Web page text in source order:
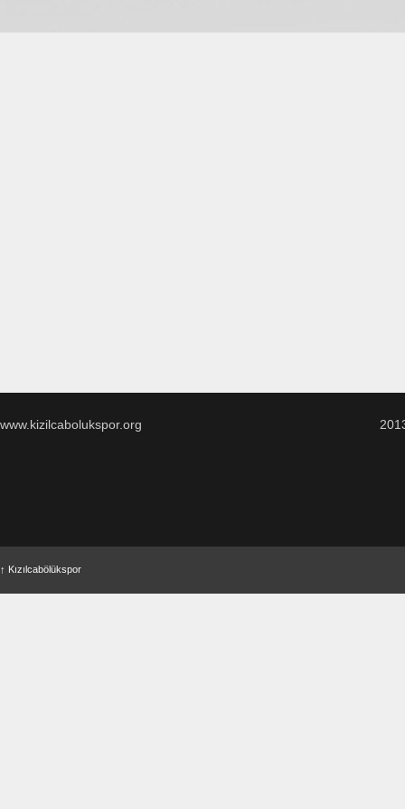
www.kizilcabolukspor.org
↑ Kızılcabölükspor